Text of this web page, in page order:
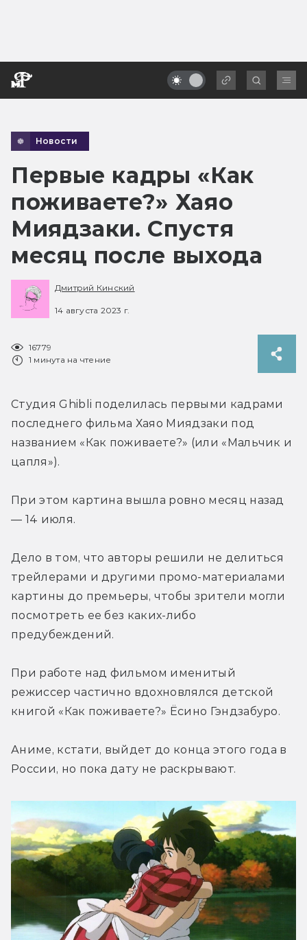
Новости
Первые кадры «Как
поживаете?» Хаяо
Миядзаки. Спустя
месяц после выхода
Дмитрий Кинский
14 августа 2023 г.
16779
1 минута на чтение
Студия Ghibli поделилась первыми кадрами
последнего фильма Хаяо Миядзаки под
названием «Как поживаете?» (или «Мальчик и
цапля»).
При этом картина вышла ровно месяц назад
— 14 июля.
Дело в том, что авторы решили не делиться
трейлерами и другими промо-материалами
картины до премьеры, чтобы зрители могли
посмотреть ее без каких-либо
предубеждений.
При работе над фильмом именитый
режиссер частично вдохновлялся детской
книгой «Как поживаете?» Ёсино Гэндзабуро.
Аниме, кстати, выйдет до конца этого года в
России, но пока дату не раскрывают.